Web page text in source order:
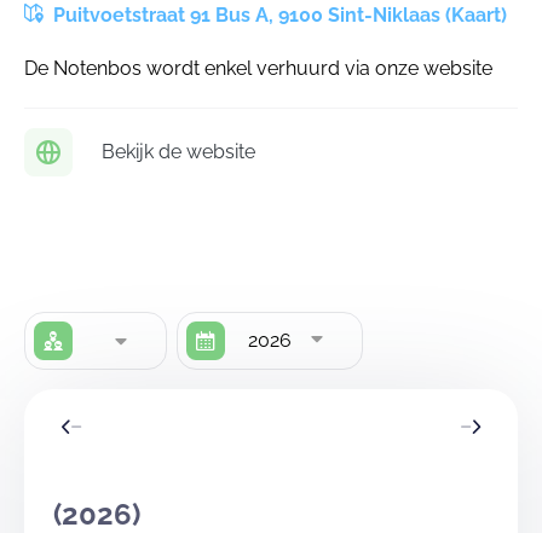
Puitvoetstraat 91 Bus A, 9100 Sint-Niklaas (Kaart)
De Notenbos wordt enkel verhuurd via onze website
Bekijk de website
2026
(2026)